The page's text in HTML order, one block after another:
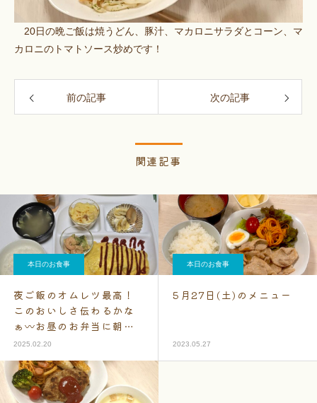
20日の晩ご飯は焼うどん、豚汁、マカロニサラダとコーン、マ
カロニのトマトソース炒めです！
前の記事 次の記事
関連記事
本日のお食事
夜ご飯のオムレツ最高！
このおいしさ伝わるかな
ぁ〰お昼のお弁当に朝ご
はん毎日モリモリです～
2025.02.20
本日のお食事
5月27日(土)のメニュー
2023.05.27